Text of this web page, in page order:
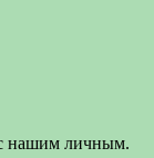
с нашим личным.